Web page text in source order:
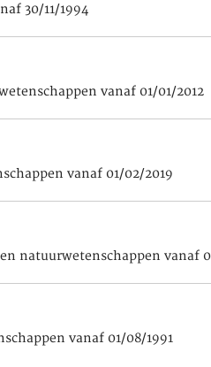
30/11/1994
vanaf 01/01/2012
vanaf 01/02/2019
natuurwetenschappen vanaf
vanaf 01/08/1991